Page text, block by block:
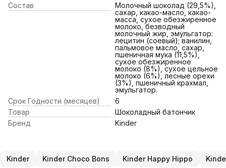
Состав
Молочный шоколад (29,5%),
сахар, какао-масло, какао-
масса, сухое обезжиренное
молоко, безводный
молочный жир, эмульгатор:
лецитин (соевый); ванилин,
пальмовое масло, сахар,
пшеничная мука (11,5%),
сухое обезжиренное
молоко (8%), сухое цельное
молоко (6%), лесные орехи
(3%), пшеничный крахмал,
эмульгатор.
Срок Годности (месяцев)
6
Товар
Шоколадный батончик
Бренд
Kinder
Kinder Kinder Choco Bons Kinder Happy Hippo